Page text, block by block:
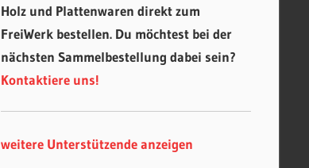
Holz und Plattenwaren direkt zum
FreiWerk bestellen. Du möchtest bei der
nächsten Sammelbestellung dabei sein?
Kontaktiere uns!
weitere Unterstützende anzeigen